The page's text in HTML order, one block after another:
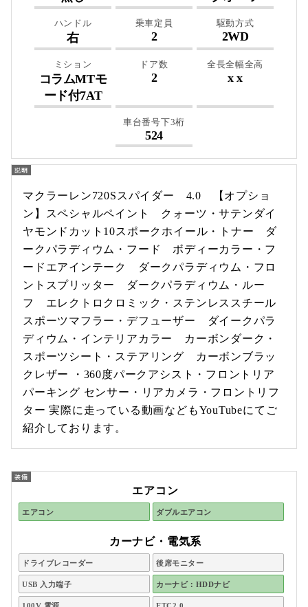
ハンドル
右
乗車定員
2
駆動方式
2WD
ミション
コラムMTモ
ード付7AT
ドア数
2
全長全幅全高
x x
車台番号下3桁
524
マクラーレン720Sスパイダー 4.0 【オプショ
ン】スペシャルペイント クォーツ・サテンダイ
ヤモンドカット10スポークホイール・トナー ダ
ークパラディウム・フード ボディーカラー・フ
ードエアインテーク ダークパラディウム・フロ
ントスプリッター ダークパラディウム・ルー
フ エレクトロクロミック・ステンレススチール
スポーツマフラー・デフューザー ダイークパラ
ディウム・インテリアカラー カーボンダーク・
スポーツシート・ステアリング カーボンブラッ
クレザー ・360度パークアシスト・フロントリア
パーキング センサー・リアカメラ・フロントリフ
ター 実際に走っている動画などもYouTubeにてご
紹介しております。
エアコン
エアコン ダブルエアコン
カーナビ・電気系
ドライブレコーダー 後席モニター
USB 入力端子 カーナビ：HDDナビ